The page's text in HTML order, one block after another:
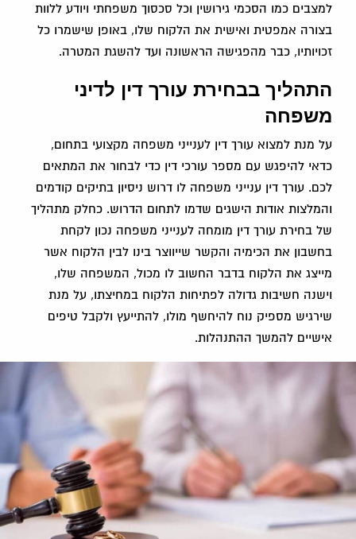
למצבים כמו הסכמי גירושין וכל סכסוך משפחתי ויודע ללוות
בצורה אמפטית ואישית את הלקוח שלו, באופן שישמרו כל
זכויותיו, כבר מהפגישה הראשונה ועד להשגת המטרה.
התהליך בבחירת עורך דין לדיני
משפחה
על מנת למצוא עורך דין לענייני משפחה מקצועי בתחום,
כדאי להיפגש עם מספר עורכי דין כדי לבחור את המתאים
לכם. עורך דין ענייני משפחה לו דרוש ניסיון בתיקים קודמים
והמלצות אודות הישגים שדמו לתחום הדרוש. כחלק מתהליך
של בחירת עורך דין מומחה לענייני משפחה נכון לקחת
בחשבון את הכימיה והקשר שייווצר בינו לבין הלקוח אשר
מייצג את הלקוח בדבר החשוב לו מכול, המשפחה שלו,
וישנה חשיבות גדולה לפתיחות הלקוח במחיצתו, על מנת
שירגיש מספיק נוח להיחשף מולו, להתייעץ ולקבל טיפים
אישיים להמשך ההתנהלות.